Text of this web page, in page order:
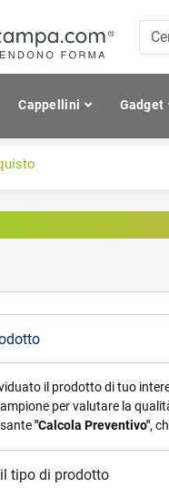
Cappellini Gadget
il prodotto di tuo
per valutare la
"Calcola Preventivo",
tipo di prodotto